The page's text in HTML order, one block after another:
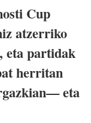
Cup
atzerriko
eta partidak
herritan
eta